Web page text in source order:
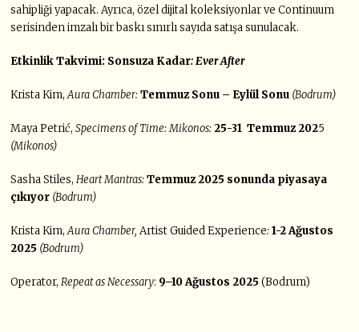
sahipliği yapacak. Ayrıca, özel dijital koleksiyonlar ve Continuum
serisinden imzalı bir baskı sınırlı sayıda satışa sunulacak.
Etkinlik Takvimi: Sonsuza Kadar: Ever After
Krista Kim,Aura Chamber:Temmuz Sonu – Eylül Sonu (Bodrum)
Maya Petrić,Specimens of Time: Mikonos:25-31 Temmuz 2025
(Mikonos)
Sasha Stiles,Heart Mantras:Temmuz 2025 sonunda piyasaya
çıkıyor (Bodrum)
Krista Kim,Aura Chamber,Artist Guided Experience:1-2Ağustos
2025 (Bodrum)
Operator,Repeat as Necessary: 9–10 Ağustos 2025(Bodrum)